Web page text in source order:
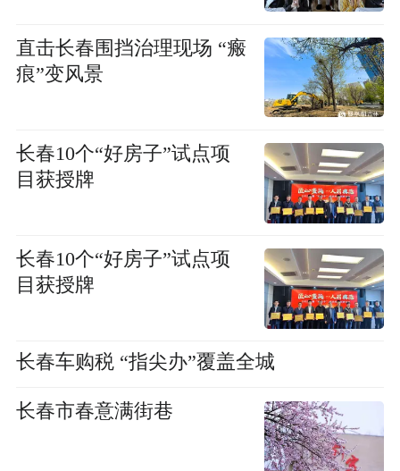
直击长春围挡治理现场 “瘢
痕”变风景
长春10个“好房子”试点项
目获授牌
长春10个“好房子”试点项
目获授牌
长春车购税 “指尖办”覆盖全城
长春市春意满街巷